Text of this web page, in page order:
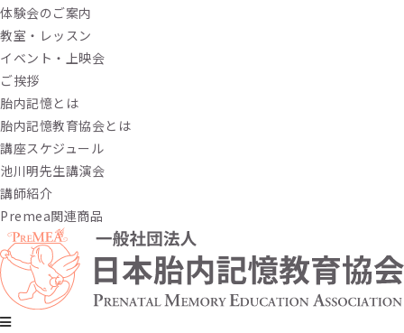
体験会のご案内
教室・レッスン
イベント・上映会
ご挨拶
胎内記憶とは
胎内記憶教育協会とは
講座スケジュール
池川明先生講演会
講師紹介
Premea関連商品